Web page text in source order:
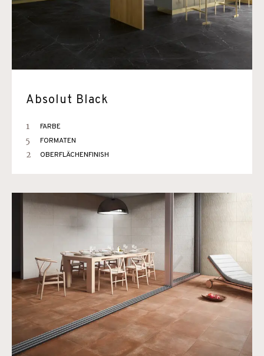
Absolut Black
1 FARBE
5 FORMATEN
2 OBERFLÄCHENFINISH